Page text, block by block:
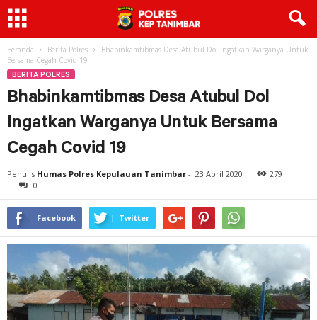
Beranda Berita Polres
Bhabinkamtibmas Desa Atubul Dol Ingatkan Warganya Untuk
Bersama Cegah Covid 19
BERITA POLRES
Bhabinkamtibmas Desa Atubul Dol
Ingatkan Warganya Untuk Bersama
Cegah Covid 19
Penulis Humas Polres Kepulauan Tanimbar - 23 April 2020
279
0
Facebook Twitter